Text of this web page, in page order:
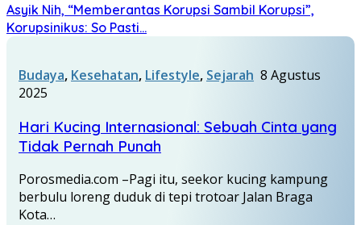
Asyik Nih, “Memberantas Korupsi Sambil Korupsi”,
Korupsinikus: So Pasti…
Budaya, Kesehatan, Lifestyle, Sejarah 8 Agustus
2025
Hari Kucing Internasional: Sebuah Cinta yang
Tidak Pernah Punah
Porosmedia.com –Pagi itu, seekor kucing kampung
berbulu loreng duduk di tepi trotoar Jalan Braga
Kota…